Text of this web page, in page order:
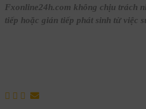
Fxonline24h.com không chịu trách
tiếp hoặc gián tiếp phát sinh từ việc